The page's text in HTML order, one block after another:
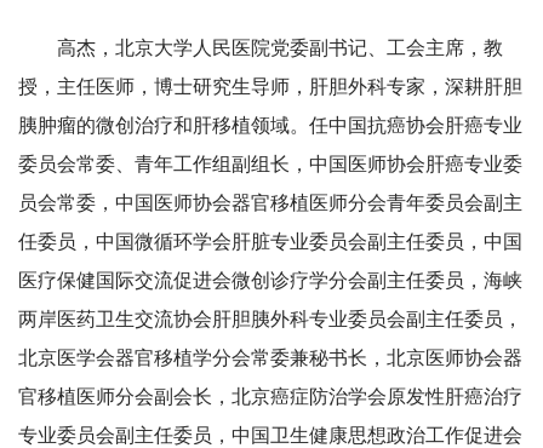
高杰，北京大学人民医院党委副书记、工会主席，教
授，主任医师，博士研究生导师，肝胆外科专家，深耕肝胆
胰肿瘤的微创治疗和肝移植领域。任中国抗癌协会肝癌专业
委员会常委、青年工作组副组长，中国医师协会肝癌专业委
员会常委，中国医师协会器官移植医师分会青年委员会副主
任委员，中国微循环学会肝脏专业委员会副主任委员，中国
医疗保健国际交流促进会微创诊疗学分会副主任委员，海峡
两岸医药卫生交流协会肝胆胰外科专业委员会副主任委员，
北京医学会器官移植学分会常委兼秘书长，北京医师协会器
官移植医师分会副会长，北京癌症防治学会原发性肝癌治疗
专业委员会副主任委员，中国卫生健康思想政治工作促进会